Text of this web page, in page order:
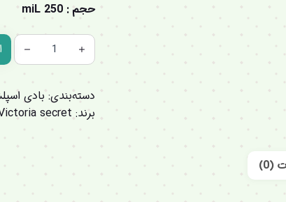
حجم : 250 miL
دسته‌بندی: بادی
برند: secret
(0)